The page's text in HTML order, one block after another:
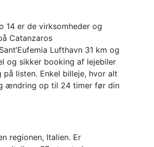
14 er de virksomheder og
Catanzaros
Lufthavn 31 km og
og sikker booking af lejebiler
listen. Enkel billeje, hvor alt
ændring op til 24 timer før din
regionen, Italien. Er